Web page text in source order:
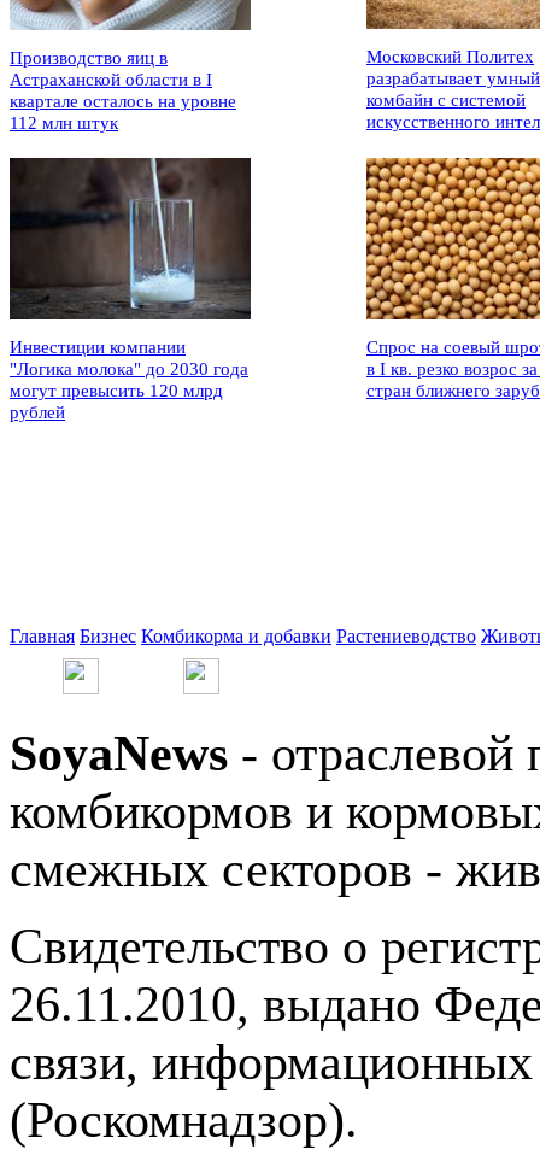
Производство яиц в
Астраханской области в I
квартале осталось на уровне
112 млн штук
Московский Политех
разрабатывает умный
комбайн с системой
искусственного
Инвестиции компании
"Логика молока" до 2030 года
могут превысить 120 млрд
рублей
Спрос на соевый
в I кв. резко возрос
стран ближнего
Главная Бизнес Комбикорма и добавки Растениеводство
SoyaNews - отраслевой
комбикормов и
смежных секторов -
Свидетельство о
26.11.2010, выдано
связи,
(Роскомнадзор).